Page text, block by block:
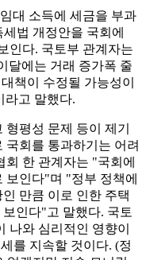
대 소득에 세금을 부과
법 개정안을 국회에
인다. 국토부 관계자는
달에는 거래 증가폭 줄
책이 수정될 가능성이
라고 말했다.
평성 문제 등이 제기
국회를 통과하기는 어려
한 관계자는 "국회에
보인다"며 "정부 정책에
만큼 이로 인한 주택
인다"고 말했다. 국토
나와 심리적인 영향이
를 지속할 것이다. (정